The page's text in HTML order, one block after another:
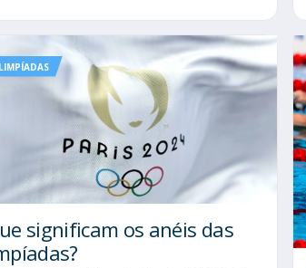
significam os anéis das